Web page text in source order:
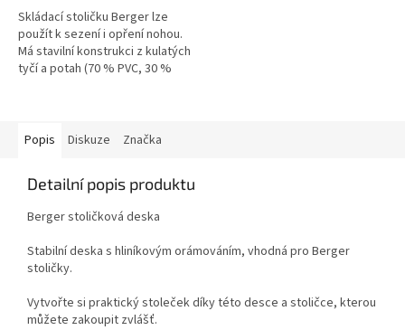
5
hvězdiček.
Skládací stoličku Berger lze
použít k sezení i opření nohou.
Má stavilní konstrukci z kulatých
tyčí a potah (70 % PVC, 30 %
Popis Diskuze Značka
Detailní popis produktu
Berger stoličková deska
Stabilní deska s hliníkovým orámováním, vhodná pro Berger
stoličky.
Vytvořte si praktický stoleček díky této desce a stoličce, kterou
můžete zakoupit zvlášť.